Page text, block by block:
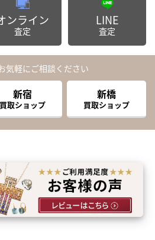
ンライン
査定
LINE
査定
気軽にご相談ください
新宿
買取ショップ
新橋
買取ショップ